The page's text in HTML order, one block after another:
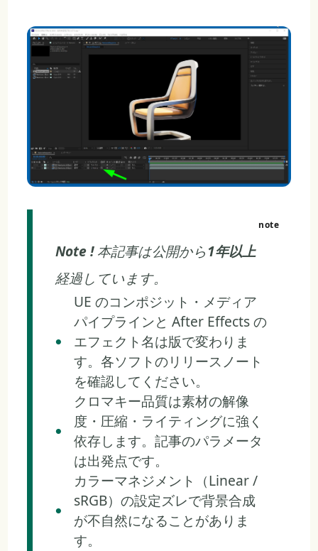
Note !本記事は公開から1年以上
経過しています。
UE のコンポジット・メディア
パイプラインと After Effects の
エフェクト名は版で変わりま
す。各ソフトのリリースノート
を確認してください。
クロマキー品質は素材の解像
度・圧縮・ライティングに強く
依存します。記事のパラメータ
は出発点です。
カラーマネジメント（Linear /
sRGB）の設定ズレで背景合成
が不自然になることがありま
す。